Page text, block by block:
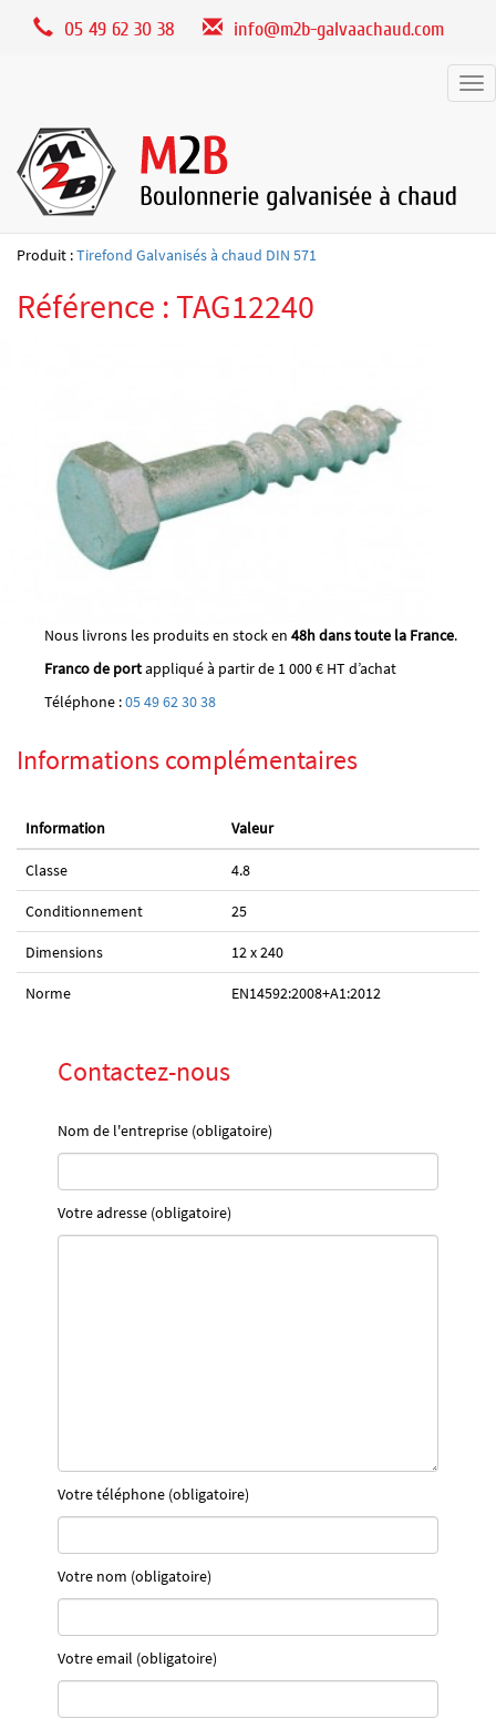
05 49 62 30 38 info@m2b-galvaachaud.com
Produit :Tirefond Galvanisés à chaud DIN 571
Référence : TAG12240
Nous livrons les produits en stock en 48h dans toute la France.
Franco de portappliqué à partir de 1 000 € HT d’achat
Téléphone :05 49 62 30 38
Informations complémentaires
Information Valeur
Classe 4.8
Conditionnement 25
Dimensions 12 x 240
Norme EN14592:2008+A1:2012
Contactez-nous
Nom de l'entreprise (obligatoire)
Votre adresse (obligatoire)
Votre téléphone (obligatoire)
Votre nom (obligatoire)
Votre email (obligatoire)